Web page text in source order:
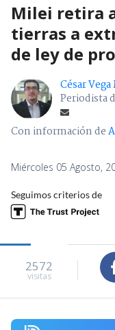
Milei retira
tierras a
de ley de
César
Periodista
Con información de
Miércoles 05 Agosto,
Seguimos criterios de
2572
visitas